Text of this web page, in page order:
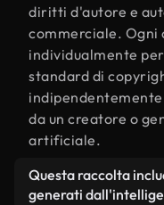
diritti d'autore e
commerciale. Ogni
individualmente
standard di
da un creatore o
artificiale.
Questa raccolta
generati